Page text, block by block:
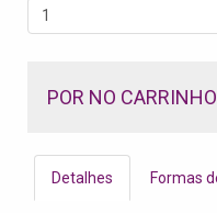
POR NO CARRINHO
Detalhes Formas